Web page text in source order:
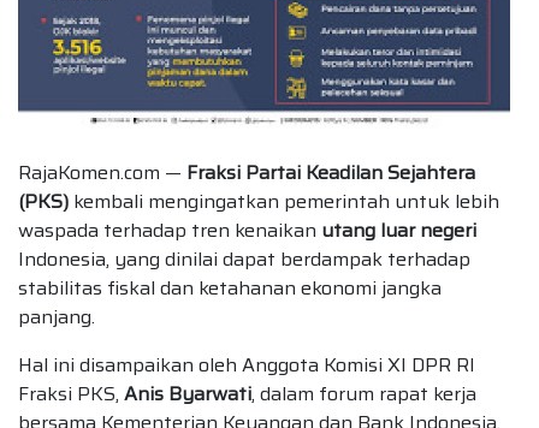
RajaKomen.com — Fraksi Partai Keadilan Sejahtera
(PKS) kembali mengingatkan pemerintah untuk lebih
waspada terhadap tren kenaikan utang luar negeri
Indonesia, yang dinilai dapat berdampak terhadap
stabilitas fiskal dan ketahanan ekonomi jangka
panjang.
Hal ini disampaikan oleh Anggota Komisi XI DPR RI
Fraksi PKS, Anis Byarwati, dalam forum rapat kerja